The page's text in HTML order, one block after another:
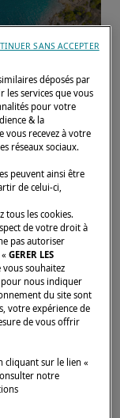
YACHT SALES LTD
déposés par
services que vous
pour votre
& la
vous recevez à votre
réseaux sociaux.
peuvent ainsi être
de celui-ci,
tous les cookies.
de votre droit à
pas autoriser
«GERER LES
vous souhaitez
nous indiquer
du site sont
votre expérience de
de vous offrir
cliquant sur le lien «
notre
SANS ACCEPTER